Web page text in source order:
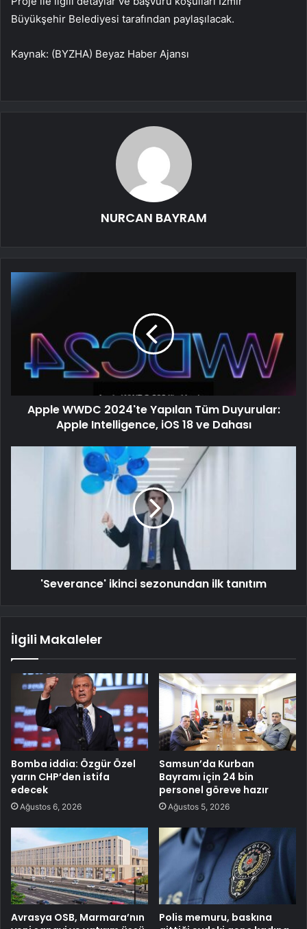
Büyükşehir Belediyesi tarafından paylaşılacak.
Kaynak: (BYZHA) Beyaz Haber Ajansı
NURCAN BAYRAM
Apple WWDC 2024'te Yapılan Tüm Duyurular:
Apple Intelligence, iOS 18 ve Dahası
'Severance' ikinci sezonundan ilk tanıtım
İlgili Makaleler
Bomba iddia: Özgür Özel
yarın CHP’den istifa
edecek
Ağustos 6, 2026
Samsun’da Kurban
Bayramı için 24 bin
personel göreve hazır
Ağustos 5, 2026
Avrasya OSB, Marmara’nın
Polis memuru, baskına